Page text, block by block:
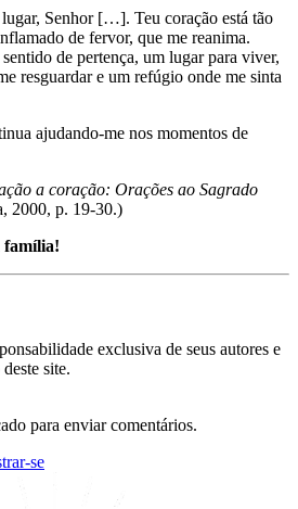
lugar, Senhor […]. Teu coração está tão
de fervor, que me reanima.
de pertença, um lugar para viver,
resguardar e um refúgio onde me sinta
ajudando-me nos momentos de
a coração: Orações ao Sagrado
2000, p. 19-30.)
família!
exclusiva de seus autores e
site.
para enviar comentários.
se